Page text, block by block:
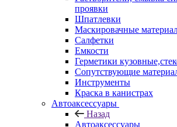
проявки
Шпатлевки
Маскировачные
Салфетки
Емкости
Герметики
Сопутствующие
Инструменты
Краска в канистрах
Автоаксессуары
Назад
Автоаксессуары